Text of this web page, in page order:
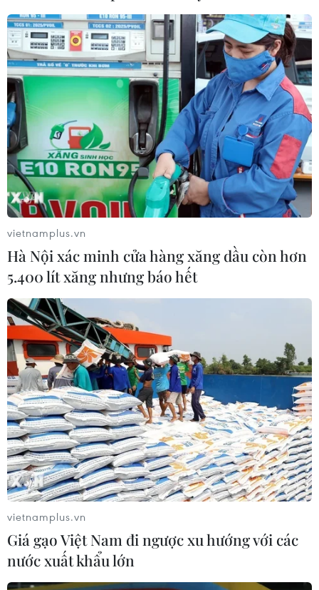
Ít nhất 13 người đã thiệt mạng và 4 người khác bị
thương trong vụ tai nạn xảy ra gần một ngã tư ở huyện
Haveri, cách thủ phủ Bengaluru của bang Karnataka
326km về phía Tây Bắc Ấn Độ.
Hãng sản xuất ôtô Ford triệu hồi 668.000
xe do lỗi kỹ thuật
26/06/2024 01:39
Theo NHTSA, do lỗi kỹ thuật nên những ôtô F-150 đời
2014 nói trên có thể bất ngờ bị giảm số dù xe đang
chạy ở tốc độ nào và nguy cơ dẫn đến mất khả năng
kiểm soát xe.
vietnamplus.vn
Hà Nội xác minh cửa hàng xăng dầu còn hơn
5.400 lít xăng nhưng báo hết
vietnamplus.vn
Giá gạo Việt Nam đi ngược xu hướng với các
nước xuất khẩu lớn